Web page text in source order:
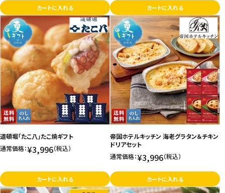
カートに入れる カートに入れる
道頓堀「たこ八」たこ焼ギフト
通常価格：¥3,996（税込）
カートに入れる
帝国ホテルキッチン 海老グラタン＆チキン
ドリアセット
通常価格：¥3,996（税込）
カートに入れる